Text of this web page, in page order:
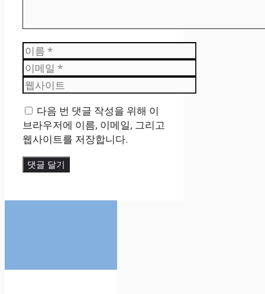
이
름
이
메
일
웹
사
이
트
다음 번 댓글 작성을 위해 이
브라우저에 이름, 이메일, 그리고
웹사이트를 저장합니다.